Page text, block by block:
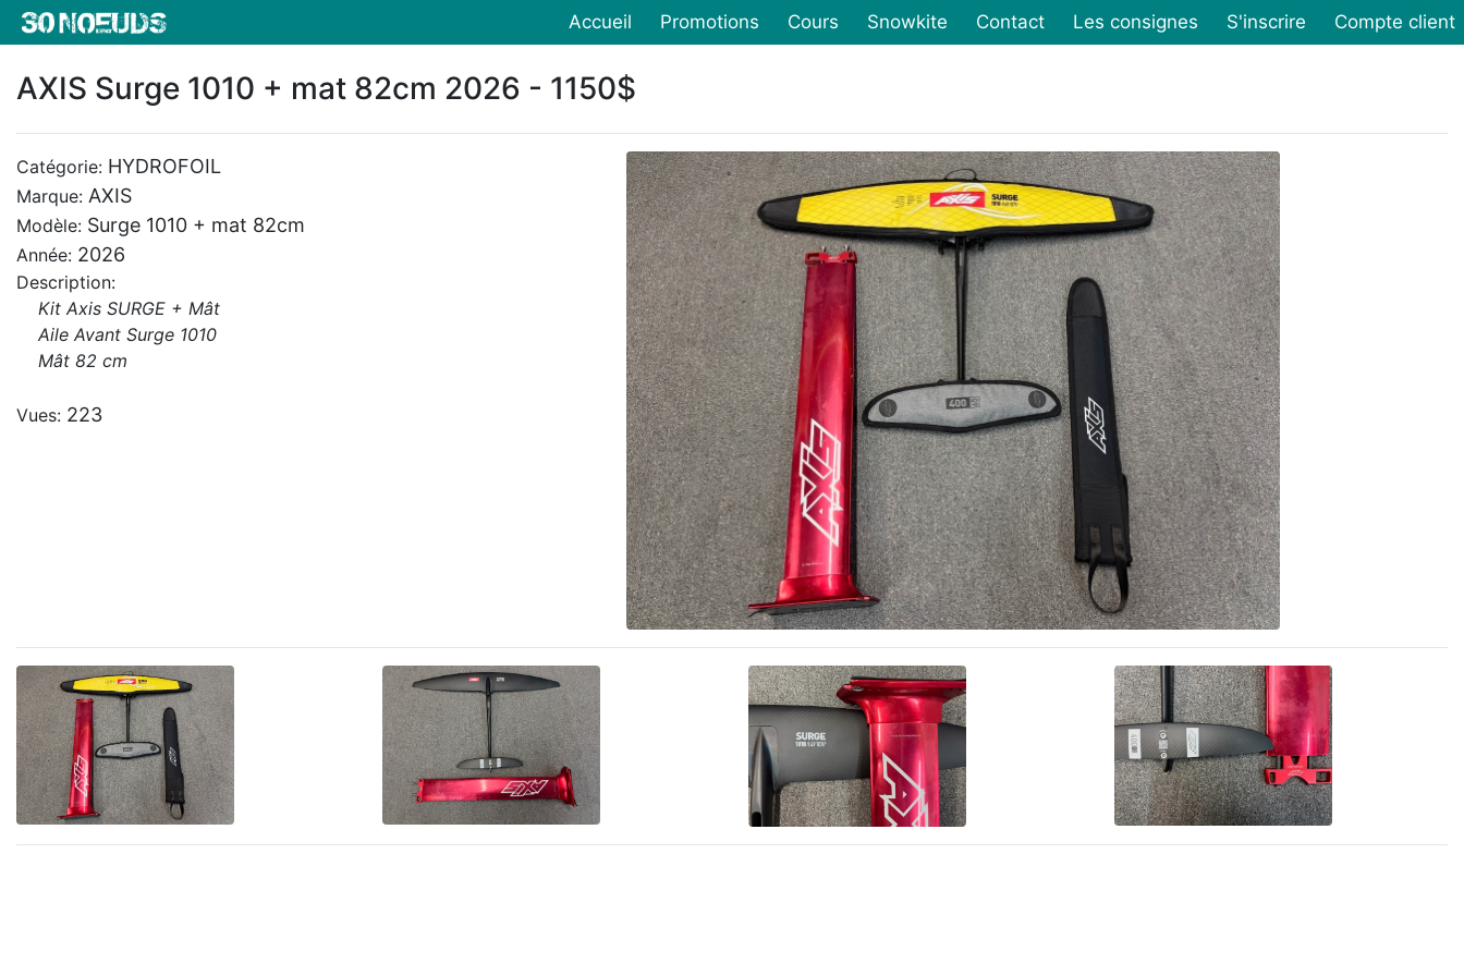
Accueil Promotions Cours Snowkite Contact Les consignes S'inscrire Compte client
AXIS Surge 1010 + mat 82cm 2026 - 1150$
Catégorie: HYDROFOIL
Marque: AXIS
Modèle: Surge 1010 + mat 82cm
Année: 2026
Description:
Kit Axis SURGE + Mât
Aile Avant Surge 1010
Mât 82 cm
Vues: 223